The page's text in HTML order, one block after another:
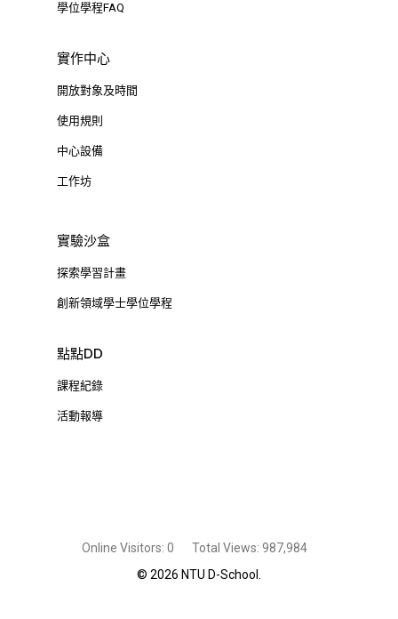
學位學程FAQ
實作中心
開放對象及時間
使用規則
中心設備
工作坊
實驗沙盒
探索學習計畫
創新領域學士學位學程
點點DD
課程紀錄
活動報導
Online Visitors: 0 Total Views: 987,984
© 2026 NTU D-School.